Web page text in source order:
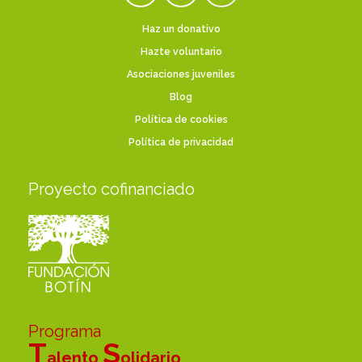
Haz un donativo
Hazte voluntario
Asociaciones juveniles
Blog
Política de cookies
Política de privacidad
Proyecto cofinanciado
Programa
Talento Solidario